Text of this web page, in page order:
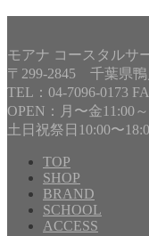
で
事
を
探
す
モアナ コースタルサ
〒299-2845 千葉県鴨
TEL：04-7096-0173
OPEN：月〜金11:00
土日祝祭日10:00〜
TOP
SHOP
BRAND
SCHOOL
ACCESS